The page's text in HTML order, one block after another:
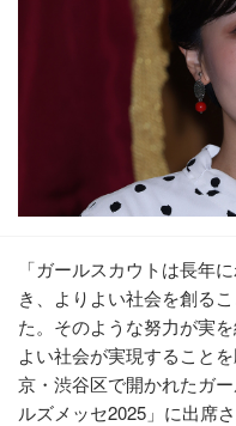
「ガールスカウトは長年
き、よりよい社会を創る
た。そのような努力が実
よい社会が実現すること
京・渋谷区で開かれたガ
ルズメッセ2025」に出席